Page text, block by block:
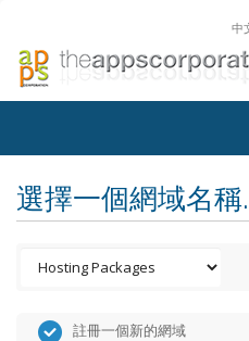
中
選擇一個網域名稱
註冊一個新的網域